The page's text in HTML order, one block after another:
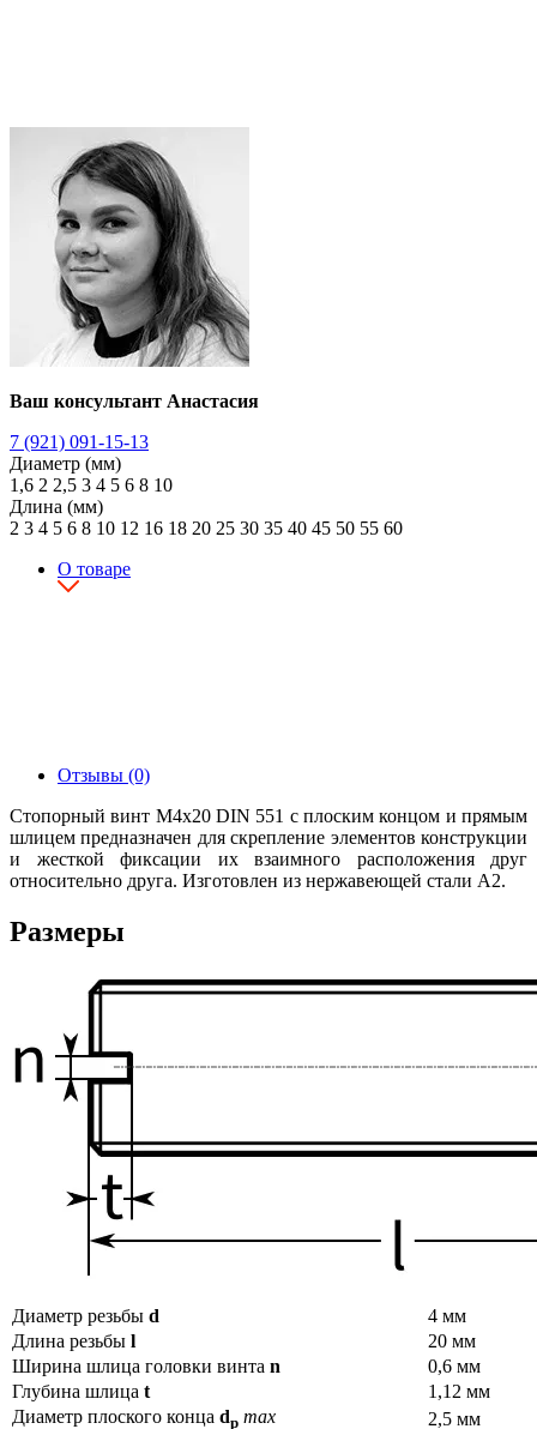
Ваш консультант Анастасия
7 (921) 091-15-13
Диаметр (мм)
1,6 2 2,5 3 4 5 6 8 10
Длина (мм)
2 3 4 5 6 8 10 12 16 18 20 25 30 35 40 45 50 55 60
О товаре
Отзывы (0)
Стопорный винт М4х20 DIN 551 с плоским концом и прямым
шлицем предназначен для скрепление элементов конструкции
и жесткой фиксации их взаимного расположения друг
относительно друга. Изготовлен из нержавеющей стали А2.
Размеры
Диаметр резьбы d
4 мм
Длина резьбы l
20 мм
Ширина шлица головки винта n
0,6 мм
Глубина шлица t
1,12 мм
Диаметр плоского конца dp max 2,5 мм